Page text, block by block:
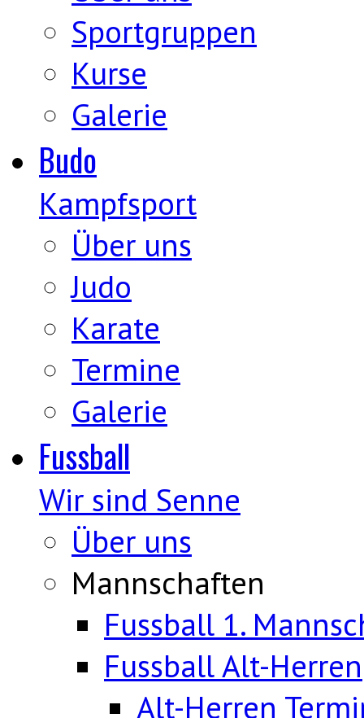
Sportgruppen
Kurse
Galerie
Budo
Kampfsport
Über uns
Judo
Karate
Termine
Galerie
Fussball
Wir sind Senne
Über uns
Mannschaften
Fussball 1.
Fussball Alt-Herren
Alt-Herren